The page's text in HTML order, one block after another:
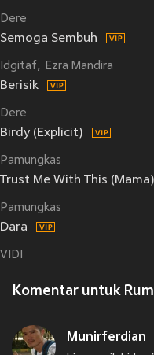
Dere
Semoga Sembuh
Idgitaf Ezra Mandira
Berisik
Dere
Birdy (Explicit)
Pamungkas
Trust Me With This (Mama)
Pamungkas
Dara
VIDI
Komentar untuk
Munirferdian